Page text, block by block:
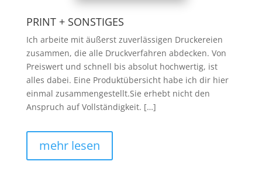
PRINT + SONSTIGES
Ich arbeite mit äußerst zuverlässigen Druckereien
zusammen, die alle Druckverfahren abdecken. Von
Preiswert und schnell bis absolut hochwertig, ist
alles dabei. Eine Produktübersicht habe ich dir hier
einmal zusammengestellt.Sie erhebt nicht den
Anspruch auf Vollständigkeit. […]
mehr lesen